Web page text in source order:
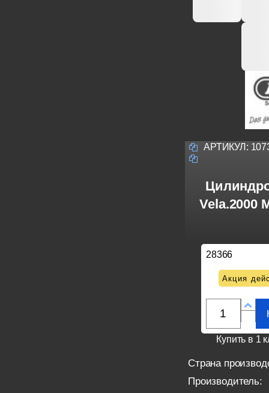
АРТИКУЛ:
Vela.2000
28366
Акция
Купить в 1
Страна
Производитель: